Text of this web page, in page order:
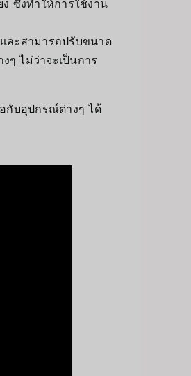
ซึ่งทำให้การใช้งาน
ละสามารถปรับขนาด
ๆ ไม่ว่าจะเป็นการ
กับอุปกรณ์ต่างๆ ได้